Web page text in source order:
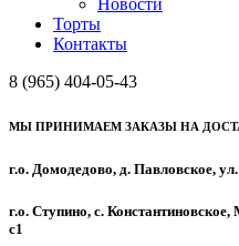
Новости
Торты
Контакты
8 (965) 404-05-43
МЫ ПРИНИМАЕМ ЗАКАЗЫ НА
г.о. Домодедово, д. Павловское,
г.о. Ступино, с.
с1